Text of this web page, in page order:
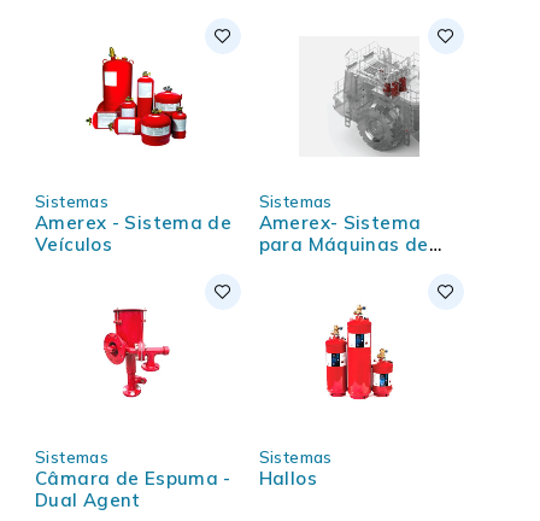
Sistemas
Amerex - Sistema de
Veículos
Sistemas
Amerex- Sistema
para Máquinas de
Sistemas
Câmara de Espuma -
Dual Agent
Sistemas
Hallos